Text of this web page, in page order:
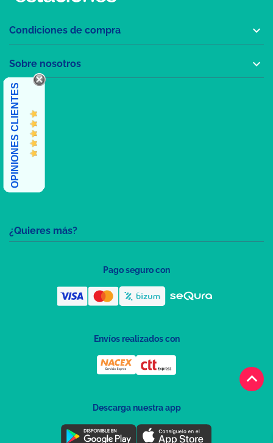
keyboard_arrow_up
¿Quieres más?
Condiciones de compra 
Sobre nosotros 
OPINIONES CLIENTES
Pago seguro con
Envíos realizados con
Descarga nuestra app